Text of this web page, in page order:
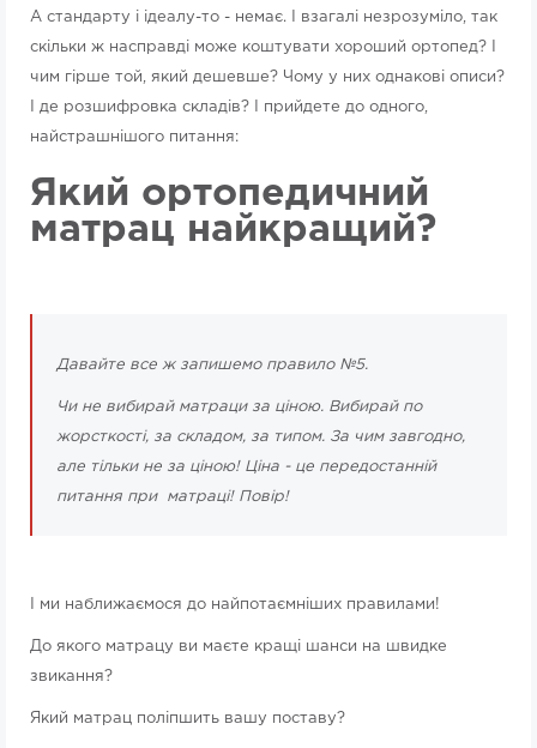
А стандарту і ідеалу-то - немає. І взагалі незрозуміло, так
скільки ж насправді може коштувати хороший ортопед? І
чим гірше той, який дешевше? Чому у них однакові описи?
І де розшифровка складів? І прийдете до одного,
найстрашнішого питання:
Який ортопедичний
матрац найкращий?
Давайте все ж запишемо правило №5.
Чи не вибирай матраци за ціною. Вибирай по
жорсткості, за складом, за типом. За чим завгодно,
але тільки не за ціною! Ціна - це передостанній
питання при матраці! Повір!
І ми наближаємося до найпотаємніших правилами!
До якого матрацу ви маєте кращі шанси на швидке
звикання?
Який матрац поліпшить вашу поставу?